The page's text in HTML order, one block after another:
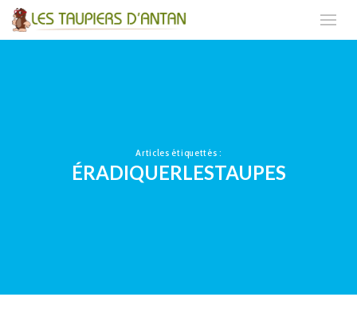
Articles étiquettés :
ÉRADIQUERLESTAUPES